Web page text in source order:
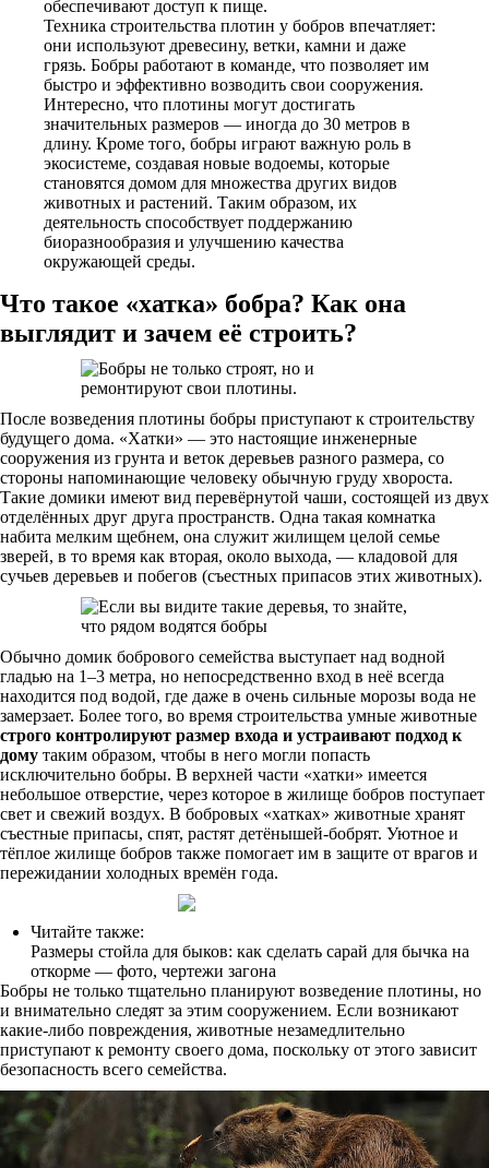
обеспечивают доступ к пище.
Техника строительства плотин у бобров впечатляет:
они используют древесину, ветки, камни и даже
грязь. Бобры работают в команде, что позволяет им
быстро и эффективно возводить свои сооружения.
Интересно, что плотины могут достигать
значительных размеров — иногда до 30 метров в
длину. Кроме того, бобры играют важную роль в
экосистеме, создавая новые водоемы, которые
становятся домом для множества других видов
животных и растений. Таким образом, их
деятельность способствует поддержанию
биоразнообразия и улучшению качества
окружающей среды.
Что такое «хатка» бобра? Как она
выглядит и зачем её строить?
После возведения плотины бобры приступают к строительству
будущего дома. «Хатки» — это настоящие инженерные
сооружения из грунта и веток деревьев разного размера, со
стороны напоминающие человеку обычную груду хвороста.
Такие домики имеют вид перевёрнутой чаши, состоящей из двух
отделённых друг друга пространств. Одна такая комнатка
набита мелким щебнем, она служит жилищем целой семье
зверей, в то время как вторая, около выхода, — кладовой для
сучьев деревьев и побегов (съестных припасов этих животных).
Обычно домик бобрового семейства выступает над водной
гладью на 1–3 метра, но непосредственно вход в неё всегда
находится под водой, где даже в очень сильные морозы вода не
замерзает. Более того, во время строительства умные животные
строго контролируют размер входа и устраивают подход к
дому таким образом, чтобы в него могли попасть
исключительно бобры. В верхней части «хатки» имеется
небольшое отверстие, через которое в жилище бобров поступает
свет и свежий воздух. В бобровых «хатках» животные хранят
съестные припасы, спят, растят детёнышей-бобрят. Уютное и
тёплое жилище бобров также помогает им в защите от врагов и
пережидании холодных времён года.
Читайте также:
Размеры стойла для быков: как сделать сарай для бычка на
откорме — фото, чертежи загона
Бобры не только тщательно планируют возведение плотины, но
и внимательно следят за этим сооружением. Если возникают
какие-либо повреждения, животные незамедлительно
приступают к ремонту своего дома, поскольку от этого зависит
безопасность всего семейства.